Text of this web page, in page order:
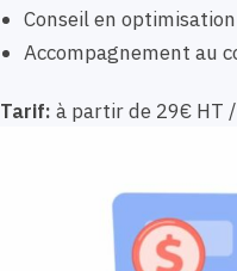
Conseil en
Accompagnement au
Tarif: à partir de 29€ HT